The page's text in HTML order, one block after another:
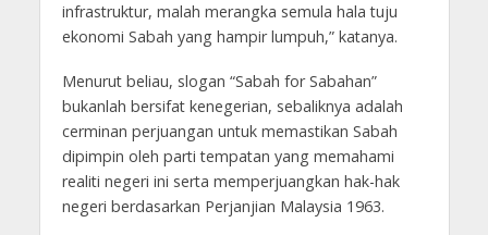
infrastruktur, malah merangka semula hala tuju
ekonomi Sabah yang hampir lumpuh,” katanya.
Menurut beliau, slogan “Sabah for Sabahan”
bukanlah bersifat kenegerian, sebaliknya adalah
cerminan perjuangan untuk memastikan Sabah
dipimpin oleh parti tempatan yang memahami
realiti negeri ini serta memperjuangkan hak-hak
negeri berdasarkan Perjanjian Malaysia 1963.